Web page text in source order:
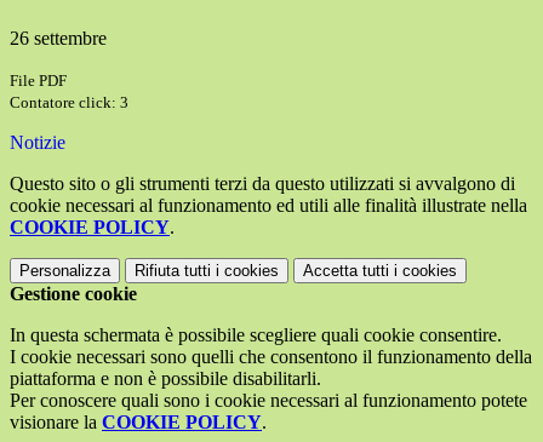
26 settembre
File PDF
Contatore click: 3
Notizie
Questo sito o gli strumenti terzi da questo utilizzati si avvalgono di
cookie necessari al funzionamento ed utili alle finalità illustrate nella
COOKIE POLICY.
Personalizza Rifiuta tutti i cookies Accetta tutti i cookies
Gestione cookie
In questa schermata è possibile scegliere quali cookie consentire.
I cookie necessari sono quelli che consentono il funzionamento della
piattaforma e non è possibile disabilitarli.
Per conoscere quali sono i cookie necessari al funzionamento potete
visionare la COOKIE POLICY.